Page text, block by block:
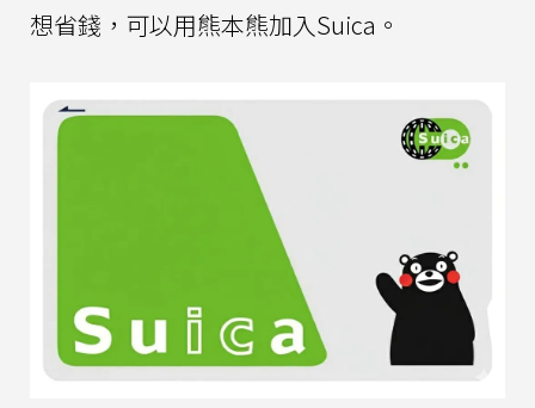
想省錢，可以用熊本熊加入Suica。